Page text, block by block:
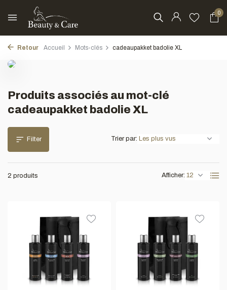
0
Retour Accueil Mots-clés cadeaupakket badolie XL
Produits associés au mot-clé
cadeaupakket badolie XL
Filter
2 produits Afficher:
Trier par: